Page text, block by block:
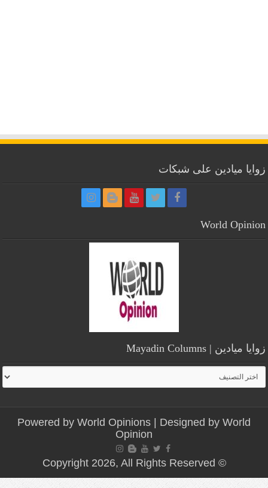
زوايا ميادين على شبكات
World Opinion
زوايا ميادين | Mayadin Columns
زوايا
ميادين
Mayadin
Powered byWorld Opinions | Designed byWorld
Opinion
© Copyright 2026, All Rights Reserved